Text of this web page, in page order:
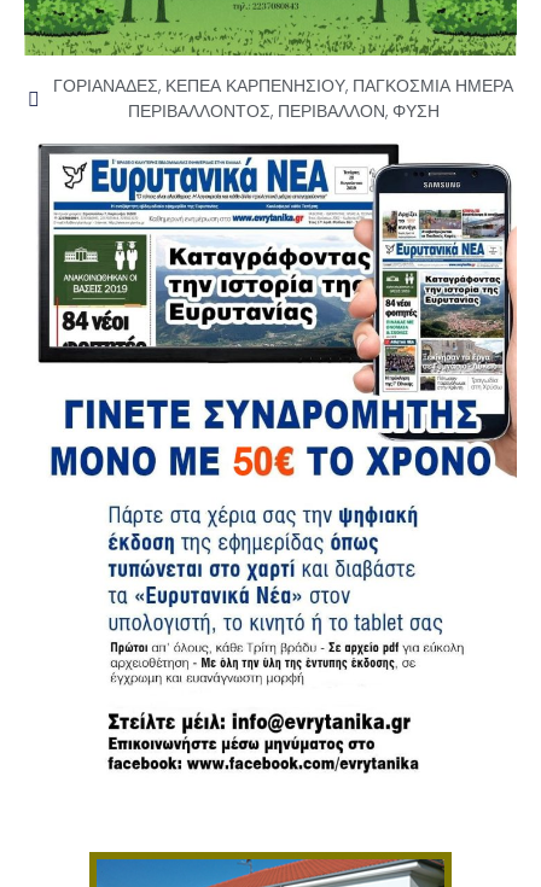
ΓΟΡΙΑΝΑΔΕΣ, ΚΕΠΕΑ ΚΑΡΠΕΝΗΣΙΟΥ, ΠΑΓΚΟΣΜΙΑ ΗΜΕΡΑ
ΠΕΡΙΒΑΛΛΟΝΤΟΣ, ΠΕΡΙΒΑΛΛΟΝ, ΦΥΣΗ